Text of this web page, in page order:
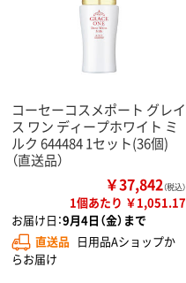
コーセーコスメポート グレイ
ス ワン ディープホワイト ミ
ルク 644484 1セット(36個)
（直送品）
￥37,842（税込）
1個あたり ￥1,051.17
お届け日：9月4日（金）まで
直送品 日用品Aショップか
らお届け